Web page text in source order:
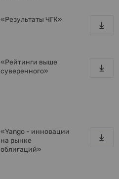
«Результаты ЧГК»
«Рейтинги выше
суверенного»
«Yango - инновации
на рынке
облигаций»